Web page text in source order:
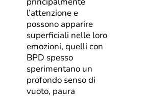
l’attenzione e
possono apparire
superficiali nelle loro
emozioni, quelli con
BPD spesso
sperimentano un
profondo senso di
vuoto, paura